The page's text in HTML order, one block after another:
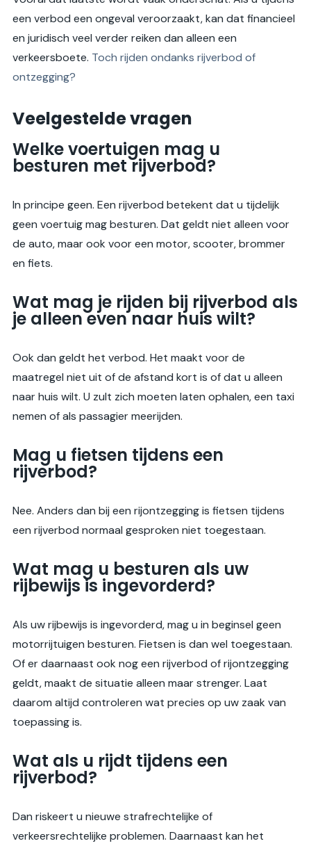
een verbod een ongeval veroorzaakt, kan dat financieel
en juridisch veel verder reiken dan alleen een
verkeersboete. Toch rijden ondanks rijverbod of
ontzegging?
Veelgestelde vragen
Welke voertuigen mag u
besturen met rijverbod?
In principe geen. Een rijverbod betekent dat u tijdelijk
geen voertuig mag besturen. Dat geldt niet alleen voor
de auto, maar ook voor een motor, scooter, brommer
en fiets.
Wat mag je rijden bij rijverbod als
je alleen even naar huis wilt?
Ook dan geldt het verbod. Het maakt voor de
maatregel niet uit of de afstand kort is of dat u alleen
naar huis wilt. U zult zich moeten laten ophalen, een taxi
nemen of als passagier meerijden.
Mag u fietsen tijdens een
rijverbod?
Nee. Anders dan bij een rijontzegging is fietsen tijdens
een rijverbod normaal gesproken niet toegestaan.
Wat mag u besturen als uw
rijbewijs is ingevorderd?
Als uw rijbewijs is ingevorderd, mag u in beginsel geen
motorrijtuigen besturen. Fietsen is dan wel toegestaan.
Of er daarnaast ook nog een rijverbod of rijontzegging
geldt, maakt de situatie alleen maar strenger. Laat
daarom altijd controleren wat precies op uw zaak van
toepassing is.
Wat als u rijdt tijdens een
rijverbod?
Dan riskeert u nieuwe strafrechtelijke of
verkeersrechtelijke problemen. Daarnaast kan het